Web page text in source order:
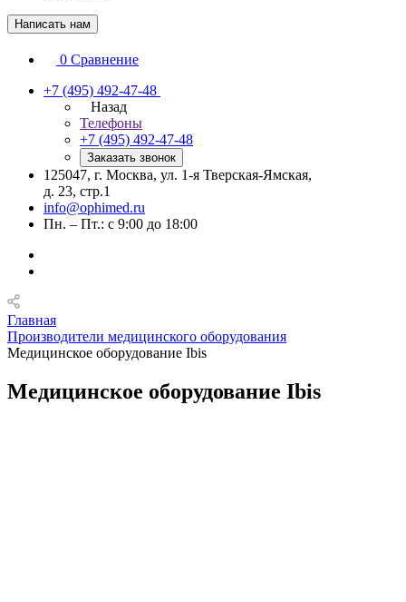
Написать нам
0 Сравнение
+7 (495) 492-47-48
Назад
Телефоны
+7 (495) 492-47-48
Заказать звонок
125047, г. Москва, ул. 1-я Тверская-Ямская,
д. 23, стр.1
info@ophimed.ru
Пн. – Пт.: с 9:00 до 18:00
Главная
Производители медицинского оборудования
Медицинское оборудование Ibis
Медицинское оборудование Ibis